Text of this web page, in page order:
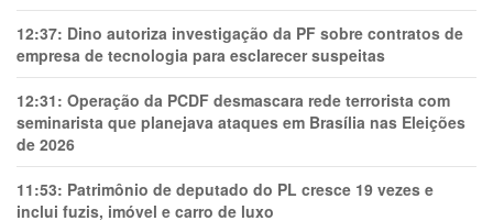
12:37: Dino autoriza investigação da PF sobre contratos de
empresa de tecnologia para esclarecer suspeitas
12:31: Operação da PCDF desmascara rede terrorista com
seminarista que planejava ataques em Brasília nas Eleições
de 2026
11:53: Patrimônio de deputado do PL cresce 19 vezes e
inclui fuzis, imóvel e carro de luxo